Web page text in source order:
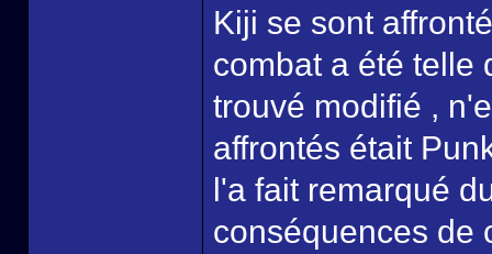
Kiji se sont
combat a été telle
trouvé modifié ,
affrontés était
l'a fait remarqué
conséquences de